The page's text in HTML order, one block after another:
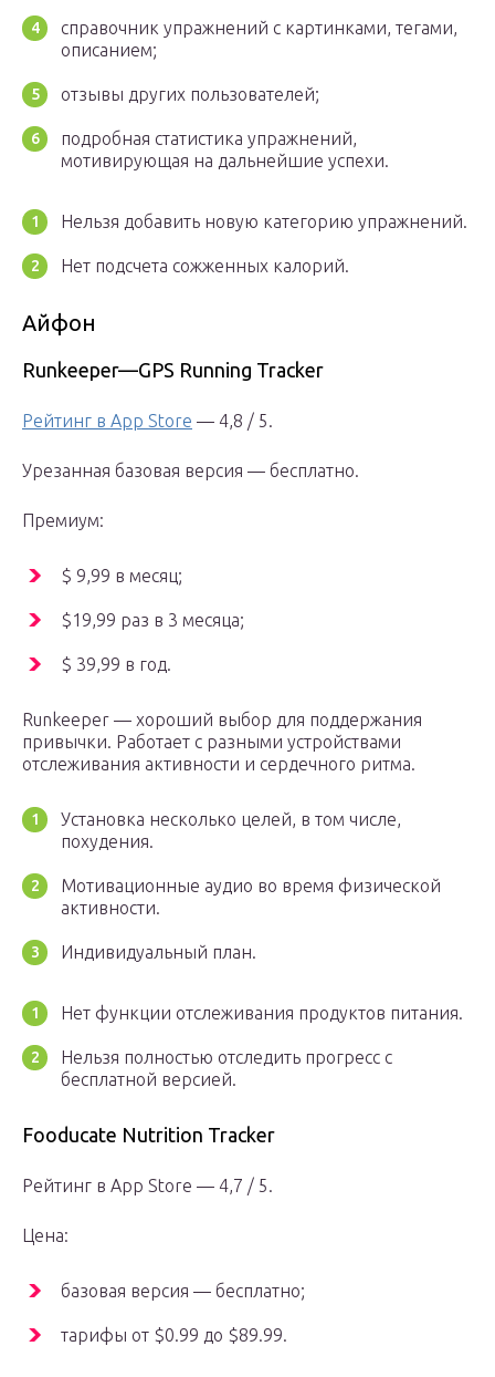
справочник упражнений с картинками, тегами,
описанием;
отзывы других пользователей;
подробная статистика упражнений,
мотивирующая на дальнейшие успехи.
Нельзя добавить новую категорию упражнений.
Нет подсчета сожженных калорий.
Айфон
Runkeeper—GPS Running Tracker
Рейтинг в App Store — 4,8 / 5.
Урезанная базовая версия — бесплатно.
Премиум:
$ 9,99 в месяц;
$19,99 раз в 3 месяца;
$ 39,99 в год.
Runkeeper — хороший выбор для поддержания
привычки. Работает с разными устройствами
отслеживания активности и сердечного ритма.
Установка несколько целей, в том числе,
похудения.
Мотивационные аудио во время физической
активности.
Индивидуальный план.
Нет функции отслеживания продуктов питания.
Нельзя полностью отследить прогресс с
бесплатной версией.
Fooducate Nutrition Tracker
Рейтинг в App Store — 4,7 / 5.
Цена:
базовая версия — бесплатно;
тарифы от $0.99 до $89.99.